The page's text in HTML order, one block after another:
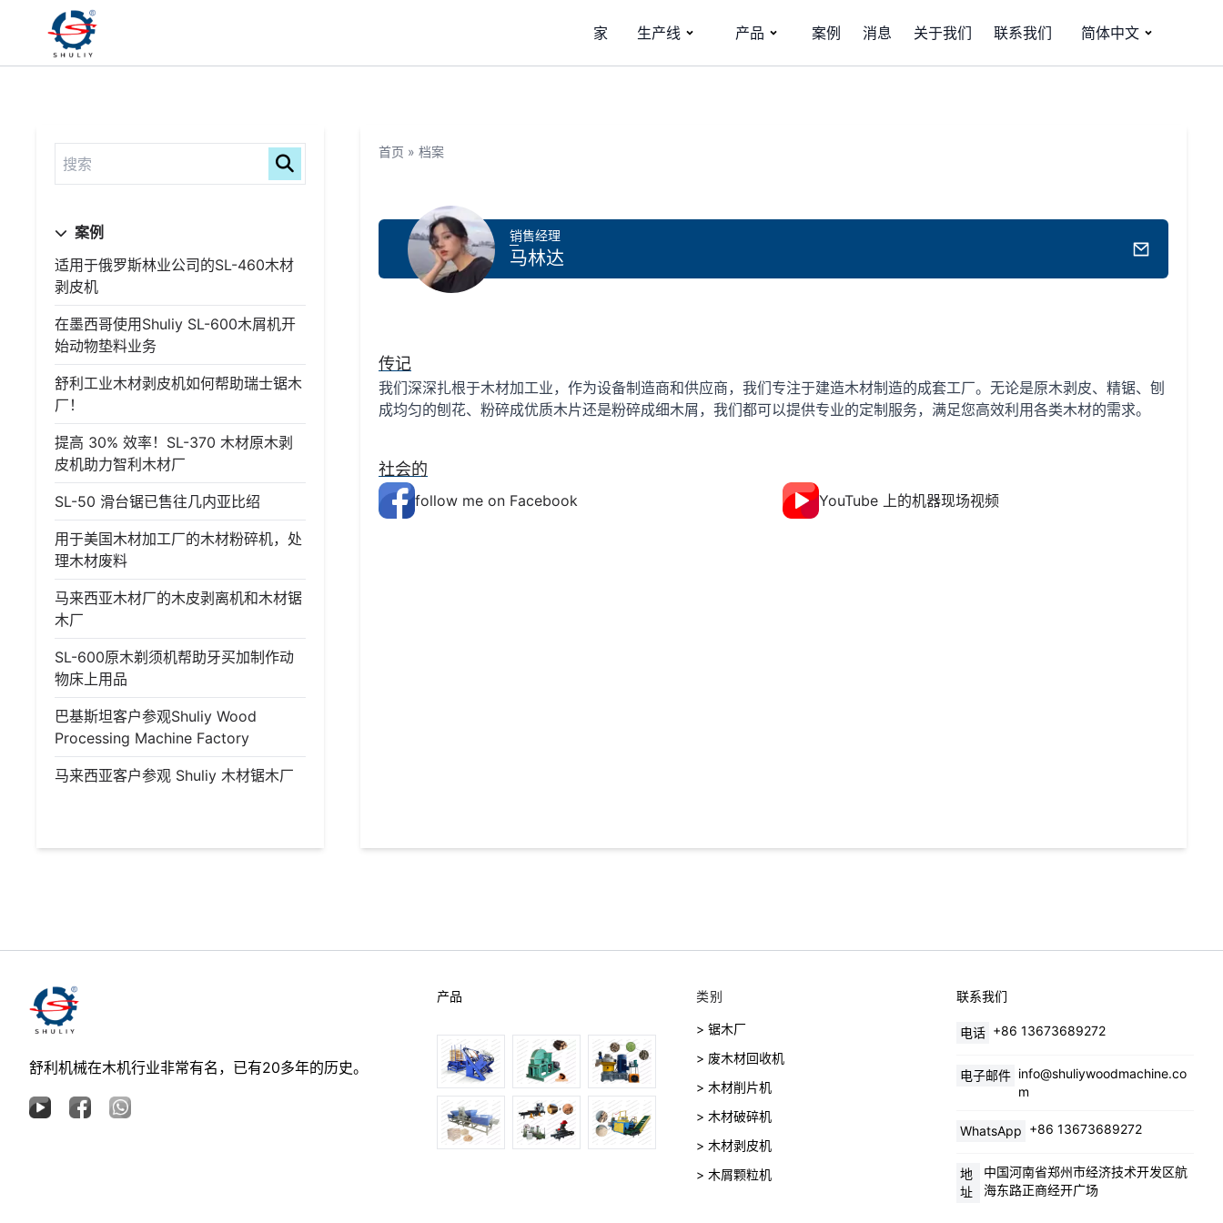
家 生产线 产品 案例 消息 关于我们 联系我们 简体中文
案例
适用于俄罗斯林业公司的SL-460木材
剥皮机
在墨西哥使用Shuliy SL-600木屑机开
始动物垫料业务
舒利工业木材剥皮机如何帮助瑞士锯木
厂！
提高 30% 效率！SL-370 木材原木剥
皮机助力智利木材厂
SL-50 滑台锯已售往几内亚比绍
用于美国木材加工厂的木材粉碎机，处
理木材废料
马来西亚木材厂的木皮剥离机和木材锯
木厂
SL-600原木剃须机帮助牙买加制作动
物床上用品
巴基斯坦客户参观Shuliy Wood
Processing Machine Factory
马来西亚客户参观 Shuliy 木材锯木厂
首页 » 档案
销售经理
马林达
传记
我们深深扎根于木材加工业，作为设备制造商和供应商，我们专注于建造木材制造的成套工厂。无论是原木剥皮、精锯、刨
成均匀的刨花、粉碎成优质木片还是粉碎成细木屑，我们都可以提供专业的定制服务，满足您高效利用各类木材的需求。
社会的
follow me on Facebook YouTube 上的机器现场视频
舒利机械在木机行业非常有名，已有20多年的历史。
产品 类别
> 锯木厂
> 废木材回收机
> 木材削片机
> 木材破碎机
> 木材剥皮机
> 木屑颗粒机
联系我们
电话 +86 13673689272
电子邮件 info@shuliywoodmachine.co
m
WhatsApp +86 13673689272
地
址
中国河南省郑州市经济技术开发区航
海东路正商经开广场